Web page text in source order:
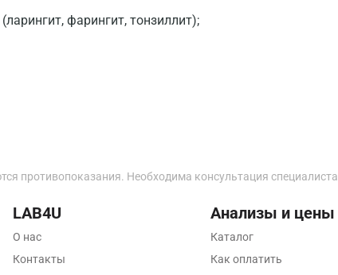
фарингит, тонзиллит);
Домодедово
Иваново
Ивантеевка
противопоказания. Необходима консультация специалиста
LAB4U
О нас
Контакты
Анализы и цены
Каталог
Как оплатить